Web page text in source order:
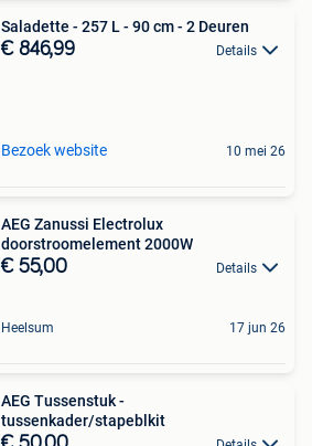
Saladette - 257 L - 90 cm - 2 Deuren
€ 846,99 Details
Bezoek website 10 mei 26
AEG Zanussi Electrolux
doorstroomelement 2000W
€ 55,00 Details
Heelsum 17 jun 26
AEG Tussenstuk -
tussenkader/stapeblkit